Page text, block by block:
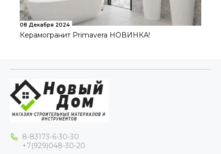
08 Декабря 2024
Керамогранит Primavera НОВИНКА!
8-83173-6-30-30
+7(929)048-30-20